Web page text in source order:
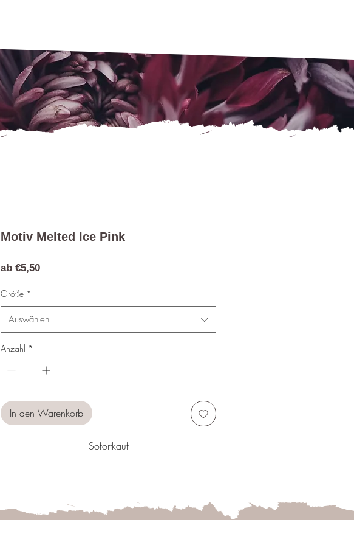
Motiv Melted Ice Pink
ab €5,50Sale-
Größe *
Auswählen
Anzahl *
In den Warenkorb
Sofortkauf